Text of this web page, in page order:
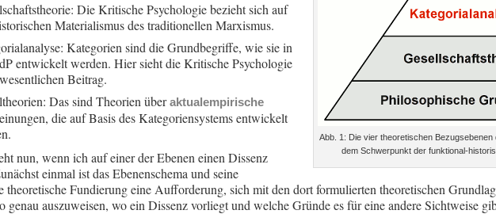
Abb. 1: Die vier theoretischen
dem Schwerpunkt der funktional-
Die Kritische Psychologie bezieht sich auf
Materialismus des traditionellen Marxismus.
Kategorien sind die Grundbegriffe, wie sie in
entwickelt werden. Hier sieht die Kritische Psychologie
Beitrag.
Das sind Theorien überaktualempirische
die auf Basis des Kategoriensystems entwickelt
nun, wenn ich auf einer der Ebenen einen Dissenz
einmal ist das Ebenenschema und seine
theoretische Fundierung eine Aufforderung, sich mit den dort formulierten theoretischen
genau auszuweisen, wo ein Dissenz vorliegt und welche Gründe es für eine andere Sichtweise